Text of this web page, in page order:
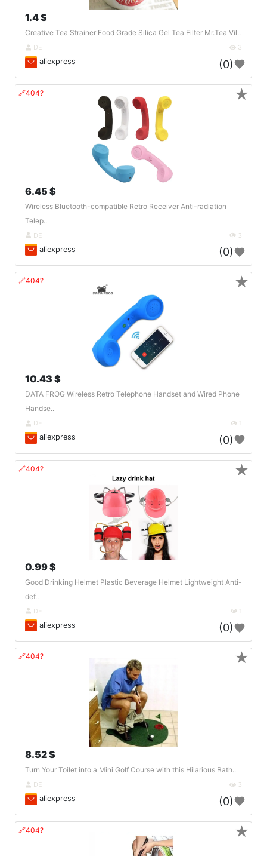
1.4 $
Creative Tea Strainer Food Grade Silica Gel Tea Filter Mr.Tea Vil..
DE 3
aliexpress (0)
🔗404?
6.45 $
Wireless Bluetooth-compatible Retro Receiver Anti-radiation
Telep..
DE 3
aliexpress (0)
★
🔗404?
10.43 $
DATA FROG Wireless Retro Telephone Handset and Wired Phone
Handse..
DE 1
aliexpress (0)
★
🔗404?
0.99 $
Good Drinking Helmet Plastic Beverage Helmet Lightweight Anti-
def..
DE 1
aliexpress (0)
★
🔗404?
8.52 $
Turn Your Toilet into a Mini Golf Course with this Hilarious Bath..
DE 3
aliexpress (0)
★
🔗404? ★